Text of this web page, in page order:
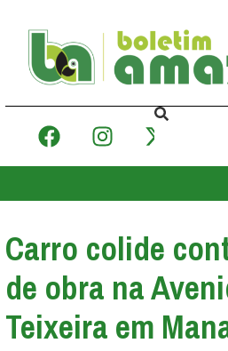
Carro colide
de obra na
Teixeira em